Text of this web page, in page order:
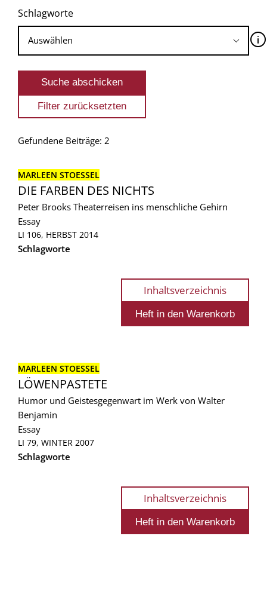
Schlagworte
🛈
Gefundene Beiträge: 2
MARLEEN STOESSEL
DIE FARBEN DES NICHTS
Peter Brooks Theaterreisen ins menschliche Gehirn
Essay
LI 106, HERBST 2014
Schlagworte
Inhaltsverzeichnis
MARLEEN STOESSEL
LÖWENPASTETE
Humor und Geistesgegenwart im Werk von Walter
Benjamin
Essay
LI 79, WINTER 2007
Schlagworte
Inhaltsverzeichnis